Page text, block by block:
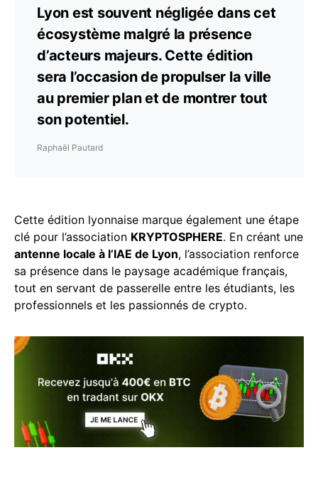
Lyon est souvent négligée dans cet
écosystème malgré la présence
d’acteurs majeurs. Cette édition
sera l’occasion de propulser la ville
au premier plan et de montrer tout
son potentiel.
Raphaël Pautard
Cette édition lyonnaise marque également une étape
clé pour l’association KRYPTOSPHERE. En créant une
antenne locale à l’IAE de Lyon, l’association renforce
sa présence dans le paysage académique français,
tout en servant de passerelle entre les étudiants, les
professionnels et les passionnés de crypto.